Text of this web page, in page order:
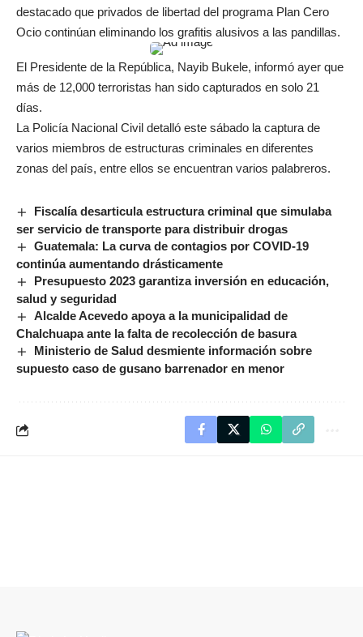
destacado que privados de libertad del programa Plan Cero
Ocio continúan eliminando los grafitis alusivos a las pandillas.
El Presidente de la República, Nayib Bukele, informó ayer que
más de 12,000 terroristas han sido capturados en solo 21
días.
La Policía Nacional Civil detalló este sábado la captura de
varios miembros de estructuras criminales en diferentes
zonas del país, entre ellos se encuentran varios palabreros.
Fiscalía desarticula estructura criminal que simulaba
ser servicio de transporte para distribuir drogas
Guatemala: La curva de contagios por COVID-19
continúa aumentando drásticamente
Presupuesto 2023 garantiza inversión en educación,
salud y seguridad
Alcalde Acevedo apoya a la municipalidad de
Chalchuapa ante la falta de recolección de basura
Ministerio de Salud desmiente información sobre
supuesto caso de gusano barrenador en menor